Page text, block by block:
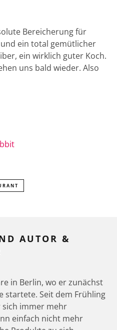
Bereicherung für
und ein total gemütlicher
ein wirklich guter Koch.
uns bald wieder. Also
AUTOR &
in Berlin, wo er zunächst
startete. Seit dem Frühling
sich immer mehr
einfach nicht mehr